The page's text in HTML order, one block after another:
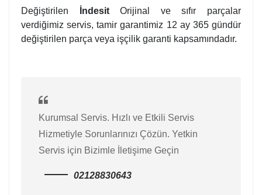
Değiştirilen İndesitOrijinal ve sıfır parçalar
verdiğimiz servis, tamir garantimiz 12 ay 365 gündür
değiştirilen parça veya işçilik garanti kapsamındadır.
Kurumsal Servis. Hızlı ve Etkili Servis
Hizmetiyle Sorunlarınızı Çözün. Yetkin
Servis için Bizimle İletişime Geçin
02128830643